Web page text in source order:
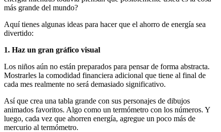
más grande del mundo?
Aquí tienes algunas ideas para hacer que el ahorro de energía sea
divertido:
1. Haz un gran gráfico visual
Los niños aún no están preparados para pensar de forma abstracta.
Mostrarles la comodidad financiera adicional que tiene al final de
cada mes realmente no será demasiado significativo.
Así que crea una tabla grande con sus personajes de dibujos
animados favoritos. Algo como un termómetro con los números. Y
luego, cada vez que ahorren energía, agregue un poco más de
mercurio al termómetro.